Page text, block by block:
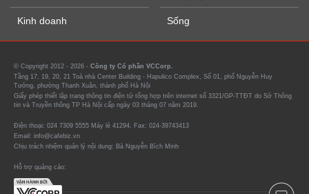
Kinh doanh Sống
© Copyright 2012 - 2026 - Công ty Cổ phần VCCorp.
Tầng 17, 19, 20, 21 Toà nhà Center Building - Hapulico Complex, Số 01, phố Nguyễn Huy
Tưởng, phường Thanh Xuân, thành phố Hà Nội
Giấy phép thiết lập trang thông tin điện tử tổng hợp trên internet số 3321/GP-TTĐT do Sở Thông
tin và Truyền thông TP Hà Nội cấp ngày 03 tháng 07 năm 2019.
Điện thoại: 024 7309 5555 Máy lẻ 41294. Fax: 024-39743413
Email: info@cafebiz.vn
Chịu trách nhiệm quản lý nội dung: Bà Nguyễn Bích Minh
Hỗ trợ quảng cáo: